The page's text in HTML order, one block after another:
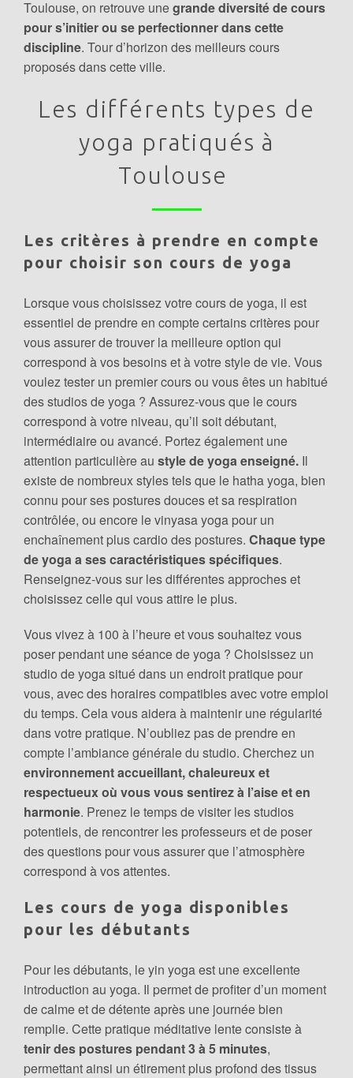
Toulouse, on retrouve unegrande diversité de cours
pour s’initier ou se perfectionner dans cette
discipline. Tour d’horizon des meilleurs cours
proposés dans cette ville.
Les différents types de
yoga pratiqués à
Toulouse
Les critères à prendre en compte
pour choisir son cours de yoga
Lorsque vous choisissez votre cours de yoga, il est
essentiel de prendre en compte certains critères pour
vous assurer de trouver la meilleure option qui
correspond à vos besoins et à votre style de vie. Vous
voulez tester un premier cours ou vous êtes un habitué
des studios de yoga ? Assurez-vous que le cours
correspond à votre niveau, qu’il soit débutant,
intermédiaire ou avancé. Portez également une
attention particulière au style de yoga enseigné. Il
existe de nombreux styles tels que le hatha yoga, bien
connu pour ses postures douces et sa respiration
contrôlée, ou encore le vinyasa yoga pour un
enchaînement plus cardio des postures. Chaque type
de yoga a ses caractéristiques spécifiques.
Renseignez-vous sur les différentes approches et
choisissez celle qui vous attire le plus.
Vous vivez à 100 à l’heure et vous souhaitez vous
poser pendant une séance de yoga ? Choisissez un
studio de yoga situé dans un endroit pratique pour
vous, avec des horaires compatibles avec votre emploi
du temps. Cela vous aidera à maintenir une régularité
dans votre pratique. N’oubliez pas de prendre en
compte l’ambiance générale du studio. Cherchez un
environnement accueillant, chaleureux et
respectueux où vous vous sentirez à l’aise et en
harmonie. Prenez le temps de visiter les studios
potentiels, de rencontrer les professeurs et de poser
des questions pour vous assurer que l’atmosphère
correspond à vos attentes.
Les cours de yoga disponibles
pour les débutants
Pour les débutants, le yin yoga est une excellente
introduction au yoga. Il permet de profiter d’un moment
de calme et de détente après une journée bien
remplie. Cette pratique méditative lente consiste à
tenir des postures pendant 3 à 5 minutes,
permettant ainsi un étirement plus profond des tissus